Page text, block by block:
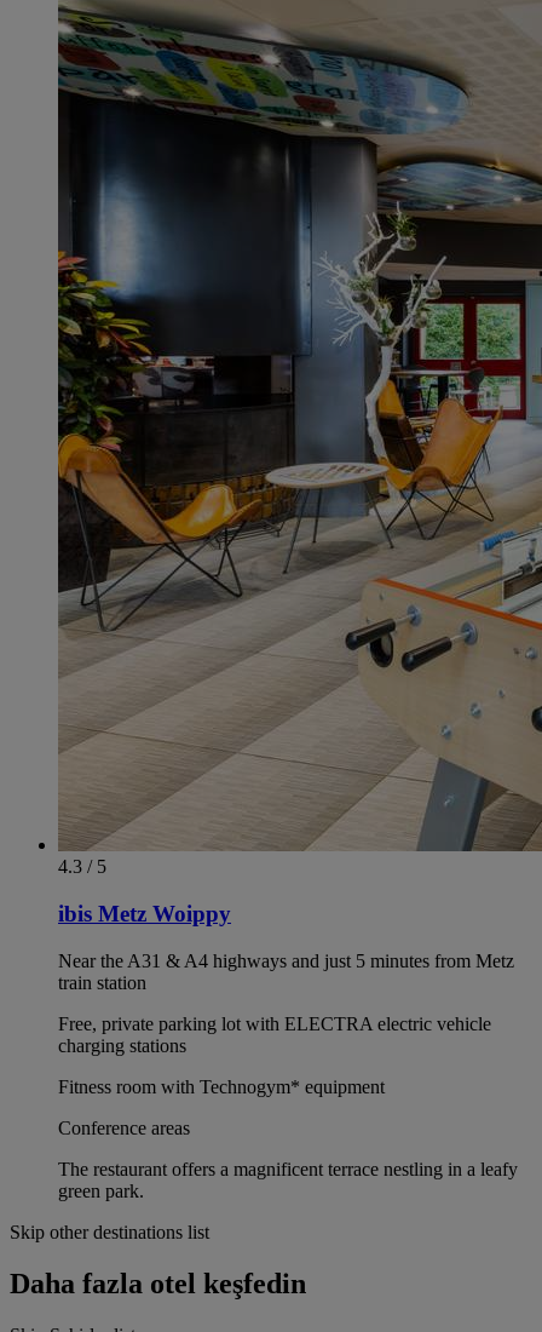
4.3 / 5
ibis Metz Woippy
Near the A31 & A4 highways and just 5 minutes from Metz
train station
Free, private parking lot with ELECTRA electric vehicle
charging stations
Fitness room with Technogym* equipment
Conference areas
The restaurant offers a magnificent terrace nestling in a leafy
green park.
Skip other destinations list
Daha fazla otel keşfedin